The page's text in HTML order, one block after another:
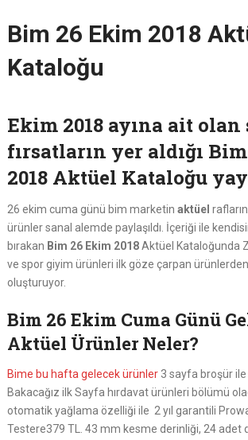
Bim 26 Ekim 2018
Kataloğu
Ekim 2018 ayına ait olan
fırsatların yer aldığı
2018 Aktüel Kataloğu
26 ekim cuma günü bim marketin aktüel
ürünler sanal alemde paylaşıldı. İçeriği ile
bırakan Bim 26 Ekim 2018Aktüel Kataloğunda
ve spor giyim ürünleri ilk göze çarpan ürünlerden
oluşturuyor.
Bim 26 Ekim Cuma Günü
Aktüel Ürünler Neler?
Bime bu hafta gelecek ürünler3 sayfa broşür ile
Bakacağız ilk Sayfa hırdavat ürünleri bölümü
otomatik yağlama özelliği ile 2 yıl garantili
Testere379 TL. 43 mm kesme derinliği, 24 adet